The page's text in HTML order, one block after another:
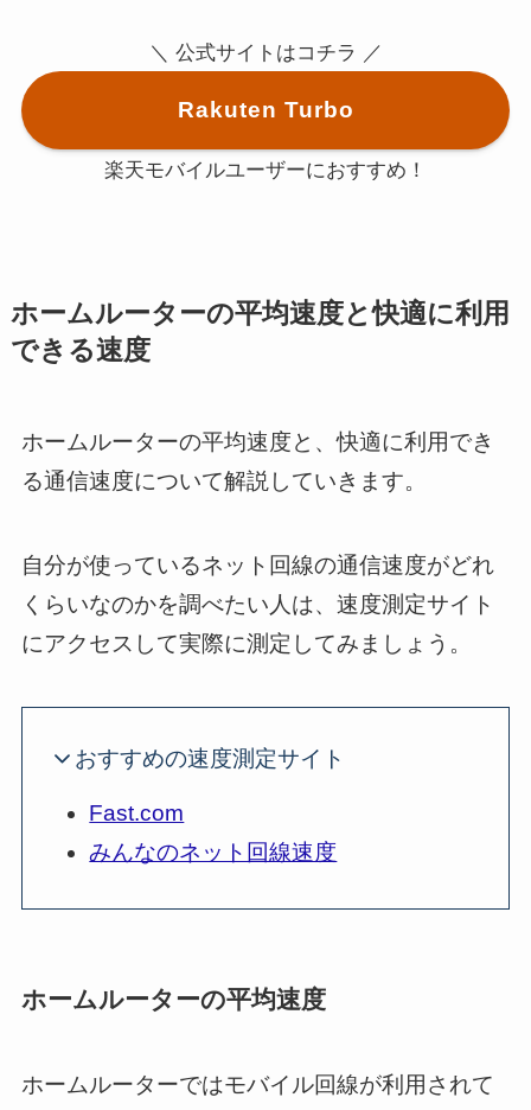
＼ 公式サイトはコチラ ／
Rakuten Turbo
楽天モバイルユーザーにおすすめ！
ホームルーターの平均速度と快適に利用
できる速度
ホームルーターの平均速度と、快適に利用でき
る通信速度について解説していきます。
自分が使っているネット回線の通信速度がどれ
くらいなのかを調べたい人は、速度測定サイト
にアクセスして実際に測定してみましょう。
おすすめの速度測定サイト
Fast.com
みんなのネット回線速度
ホームルーターの平均速度
ホームルーターではモバイル回線が利用されて